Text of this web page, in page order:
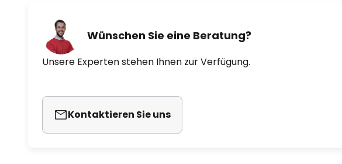
Wünschen Sie eine Beratung?
Unsere Experten stehen Ihnen zur Verfügung.
Kontaktieren Sie uns